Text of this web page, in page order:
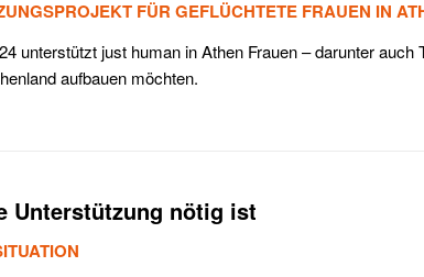
FÜR GEFLÜCHTETE FRAUEN IN
unterstützt just human in Athen Frauen – darunter
aufbauen möchten.
Unterstützung nötig ist